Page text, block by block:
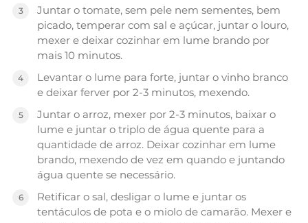
Juntar o tomate, sem pele nem sementes, bem
picado, temperar com sal e açúcar, juntar o louro,
mexer e deixar cozinhar em lume brando por
mais 10 minutos.
Levantar o lume para forte, juntar o vinho branco
e deixar ferver por 2-3 minutos, mexendo.
Juntar o arroz, mexer por 2-3 minutos, baixar o
lume e juntar o triplo de água quente para a
quantidade de arroz. Deixar cozinhar em lume
brando, mexendo de vez em quando e juntando
água quente se necessário.
Retificar o sal, desligar o lume e juntar os
tentáculos de pota e o miolo de camarão. Mexer e